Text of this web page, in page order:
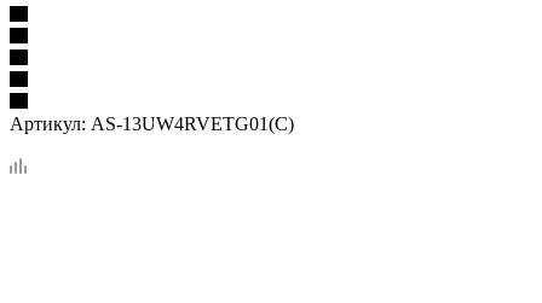
Артикул: AS-13UW4RVETG01(C)